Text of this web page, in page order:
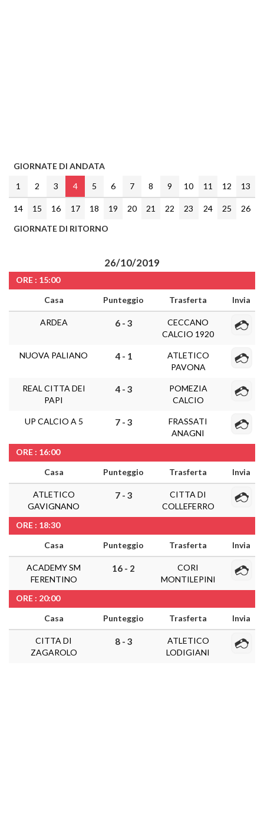
GIORNATE DI ANDATA
1
2 3 4 5 6 7 8 9 10 11 12 13
14 15 16 17 18 19 20 21 22 23 24 25
26
GIORNATE DI RITORNO
26/10/2019
ORE : 15:00
Casa
Punteggio Trasferta Invia
ARDEA 6 - 3
CECCANO
CALCIO 1920
NUOVA PALIANO 4 - 1
ATLETICO
PAVONA
REAL CITTA DEI
PAPI
4 - 3
POMEZIA
CALCIO
UP CALCIO A 5 7 - 3
FRASSATI
ANAGNI
ORE : 16:00
Casa
Punteggio Trasferta Invia
ATLETICO
GAVIGNANO
7 - 3
CITTA DI
COLLEFERRO
ORE : 18:30
Casa
Punteggio Trasferta Invia
ACADEMY SM
FERENTINO
16 - 2
CORI
MONTILEPINI
ORE : 20:00
Casa
Punteggio Trasferta Invia
CITTA DI
ZAGAROLO
8 - 3
ATLETICO
LODIGIANI